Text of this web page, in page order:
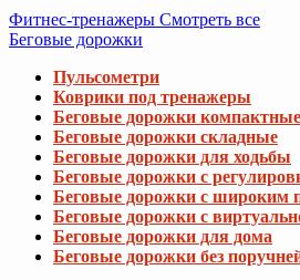
Фитнес-тренажеры Смотреть все
Беговые дорожки
Пульсометри
Коврики под тренажеры
Беговые дорожки компактные
Беговые дорожки складные
Беговые дорожки для ходьбы
Беговые дорожки с
Беговые дорожки с широким
Беговые дорожки с
Беговые дорожки для дома
Беговые дорожки без